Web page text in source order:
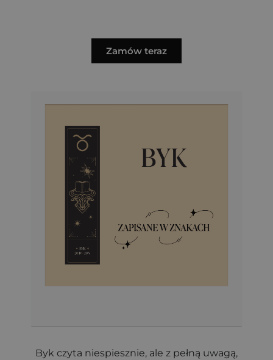
Zamów teraz
Byk czyta niespiesznie, ale z pełną uwagą,